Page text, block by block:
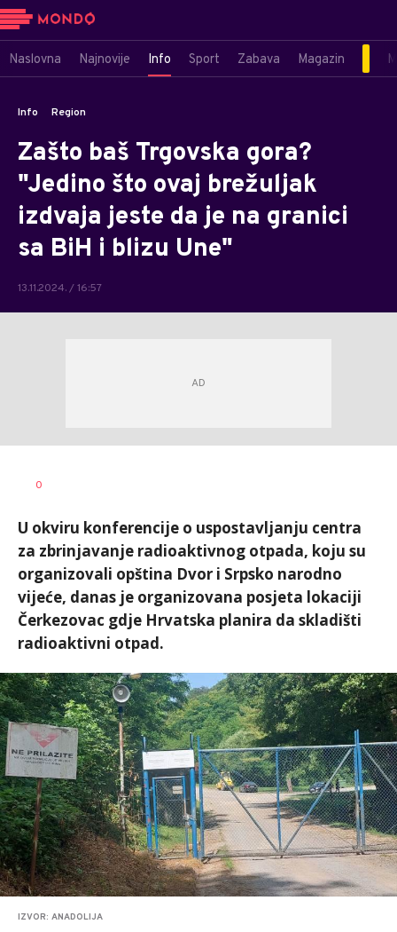
Naslovna Najnovije Info Sport Zabava Magazin
Info Region
Zašto baš Trgovska gora?
"Jedino što ovaj brežuljak
izdvaja jeste da je na granici
sa BiH i blizu Une"
13.11.2024. / 16:57
AUTOR
0
U okviru konferencije o uspostavljanju centra
za zbrinjavanje radioaktivnog otpada, koju su
organizovali opština Dvor i Srpsko narodno
vijeće, danas je organizovana posjeta lokaciji
Čerkezovac gdje Hrvatska planira da skladišti
radioaktivni otpad.
IZVOR: ANADOLIJA